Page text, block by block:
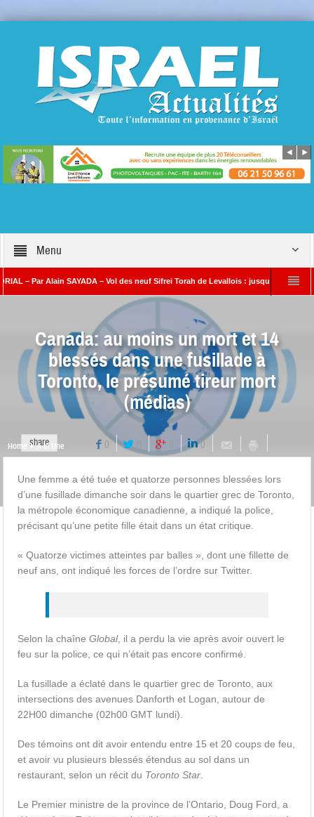
Menu
Par Alain SAYADA – Vol des neuf Sifrei Torah de Levallois : jusqu’à quand le
Benjamin Netanyahou à l’Iran : « Si vous nous attaquez, notre riposte
Canada: au moins un mort et 14
blessés dans une fusillade à
Toronto, le présumé tireur mort
(médias)
share 0 0 0 0
Home A la Une
Une femme a été tuée et quatorze personnes blessées lors
d’une fusillade dimanche soir dans le quartier grec de Toronto,
la métropole économique canadienne, a indiqué la police,
précisant qu’une petite fille était dans un état critique.
« Quatorze victimes atteintes par balles », dont une fillette de
neuf ans, ont indiqué les forces de l’ordre sur Twitter.
Selon la chaîneGlobal, il a perdu la vie après avoir ouvert le
feu sur la police, ce qui n’était pas encore confirmé.
La fusillade a éclaté dans le quartier grec de Toronto, aux
intersections des avenues Danforth et Logan, autour de
22H00 dimanche (02h00 GMT lundi).
Des témoins ont dit avoir entendu entre 15 et 20 coups de feu,
et avoir vu plusieurs blessés étendus au sol dans un
restaurant, selon un récit du Toronto Star
Le Premier ministre de la province de l’Ontario, Doug Ford, a